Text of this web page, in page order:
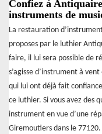
Confiez à
instruments de
La restauration
proposes par le luthier
faire, il lui sera possible de
s’agisse d’instrument à
qui lui ont déjà fait
ce luthier. Si vous avez des
instrument en vue d’une
Giremoutiers dans le 77120.